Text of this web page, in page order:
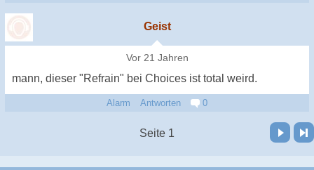
Geist
Vor 21 Jahren
mann, dieser "Refrain" bei Choices ist total weird.
Alarm Antworten 0
Seite 1
Vor Letzte Seite